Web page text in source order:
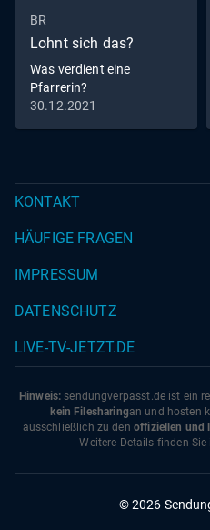
BR
Lohnt sich das?
Was verdient eine
Pfarrerin?
30.12.2021
KONTAKT
HÄUFIGE FRAGEN
IMPRESSUM
DATENSCHUTZ
LIVE-TV-JETZT.DE
Hinweis: sendungverpasst.de ist ein
kein Filesharingan und hosten
ausschließlich zu den offiziellen und
Weitere Details finden Sie
© 2026